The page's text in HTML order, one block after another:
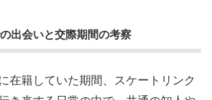
出会いと交際期間の考察
在籍していた期間、スケートリンク